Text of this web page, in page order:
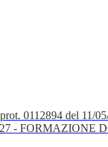
0112894 del 11/
- FORMAZIONE